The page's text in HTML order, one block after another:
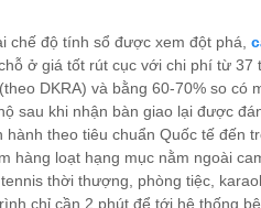
chế độ tính sổ được xem đột phá,
ở giá tốt rút cục với chi phí từ 37
DKRA) và bằng 60-70% so có
sau khi nhận bàn giao lại được
theo tiêu chuẩn Quốc tế đến
hàng loạt hạng mục nằm ngoài
thời thượng, phòng tiệc,
chỉ cần 2 phút để tới hệ thống